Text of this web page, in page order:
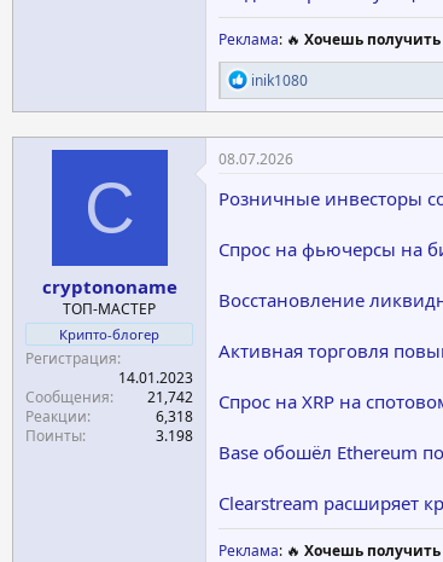
Реклама: 🔥 Хочешь получить
Р
е
а
к
ц
и
и
inik1080
C
cryptononame
ТОП-МАСТЕР
Крипто-блогер
Регистрация
14.01.2023
Сообщения
21,742
Реакции
6,318
Поинты
3.198
08.07.2026
Розничные инвесторы
Спрос на фьючерсы на
Восстановление
Активная торговля
Спрос на XRP на
Base обошёл Ethereum
Clearstream расширяет
Реклама: 🔥 Хочешь получить